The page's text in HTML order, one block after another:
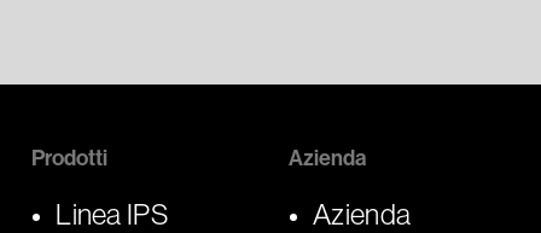
Prodotti
Linea IPS
Azienda
Azienda